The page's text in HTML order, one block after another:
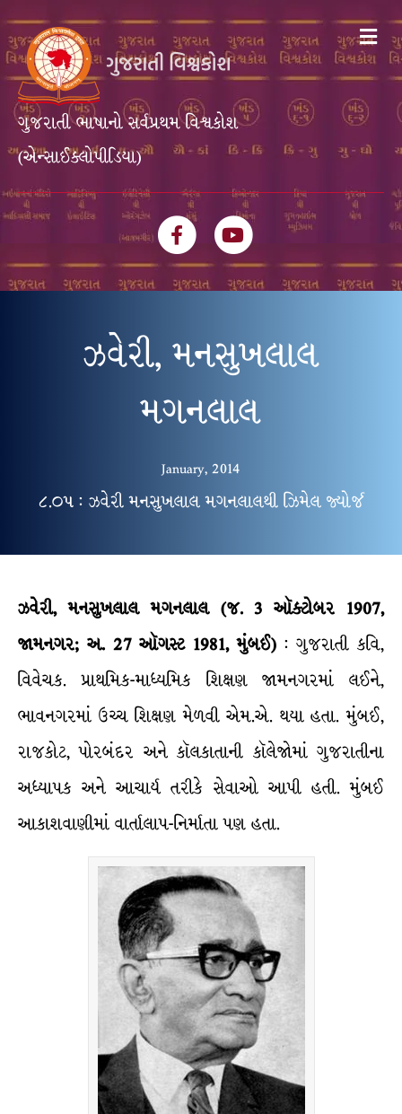
ગુજરાતી ભાષાનો સર્વપ્રથમ વિશ્વકોશ
(એન્સાઈક્લોપીડિયા)
FacebookYoutube
ઝવેરી, મનસુખલાલ
મગનલાલ
January, 2014
૮.૦૫ : ઝવેરી મનસુખલાલ મગનલાલથી ઝિમેલ જ્યોર્જ
ઝવેરી, મનસુખલાલ મગનલાલ (જ. 3 ઑક્ટોબર 1907,
જામનગર; અ. 27 ઑગસ્ટ 1981, મુંબઈ): ગુજરાતી કવિ,
વિવેચક. પ્રાથમિક-માધ્યમિક શિક્ષણ જામનગરમાં લઈને,
ભાવનગરમાં ઉચ્ચ શિક્ષણ મેળવી એમ.એ. થયા હતા. મુંબઈ,
રાજકોટ, પોરબંદર અને કૉલકાતાની કૉલેજોમાં ગુજરાતીના
અધ્યાપક અને આચાર્ય તરીકે સેવાઓ આપી હતી. મુંબઈ
આકાશવાણીમાં વાર્તાલાપ-નિર્માતા પણ હતા.